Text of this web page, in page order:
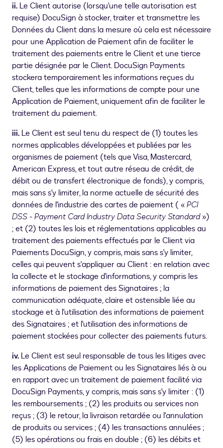
ii. Le Client autorise (lorsqu'une telle autorisation est
requise) DocuSign à stocker, traiter et transmettre les
Données du Client dans la mesure où cela est nécessaire
pour une Application de Paiement afin de faciliter le
traitement des paiements entre le Client et une tierce
partie désignée par le Client. DocuSign Payments
stockera temporairement les informations reçues du
Client, telles que les informations de compte pour une
Application de Paiement, uniquement afin de faciliter le
traitement du paiement.
iii. Le Client est seul tenu du respect de (1) toutes les
normes applicables développées et publiées par les
organismes de paiement (tels que Visa, Mastercard,
American Express, et tout autre réseau de crédit, de
débit ou de transfert électronique de fonds), y compris,
mais sans s'y limiter, la norme actuelle de sécurité des
données de l'industrie des cartes de paiement ( «PCI
DSS - Payment Card Industry Data Security Standard»)
; et (2) toutes les lois et réglementations applicables au
traitement des paiements effectués par le Client via
Paiements DocuSign, y compris, mais sans s'y limiter,
celles qui peuvent s'appliquer au Client : en relation avec
la collecte et le stockage d'informations, y compris les
informations de paiement des Signataires ; la
communication adéquate, claire et ostensible liée au
stockage et à l'utilisation des informations de paiement
des Signataires ; et l'utilisation des informations de
paiement stockées pour collecter des paiements futurs.
iv. Le Client est seul responsable de tous les litiges avec
les Applications de Paiement ou les Signataires liés à ou
en rapport avec un traitement de paiement facilité via
DocuSign Payments, y compris, mais sans s'y limiter : (1)
les remboursements ; (2) les produits ou services non
reçus ; (3) le retour, la livraison retardée ou l'annulation
de produits ou services ; (4) les transactions annulées ;
(5) les opérations ou frais en double ; (6) les débits et